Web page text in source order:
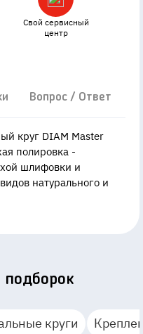
Свой сервисный
центр
Вопрос / Ответ
круг DIAM Master
полировка -
шлифовки и
натурального и
подборок
круги